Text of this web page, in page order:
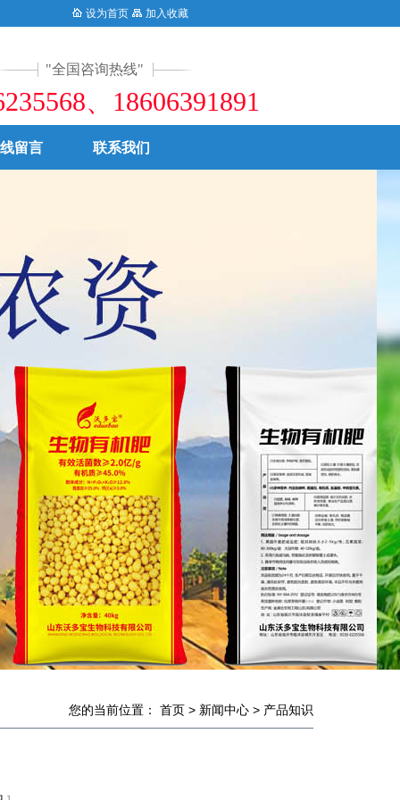
微生物菌剂、中微量元素矿物肥等优产品。致力于中国生态农业发展，造福亿万
设为首页 加入收藏
全国咨询热线
、18606391891
留言 联系我们
您的当前位置： 首页 > 新闻中心 > 产品知识